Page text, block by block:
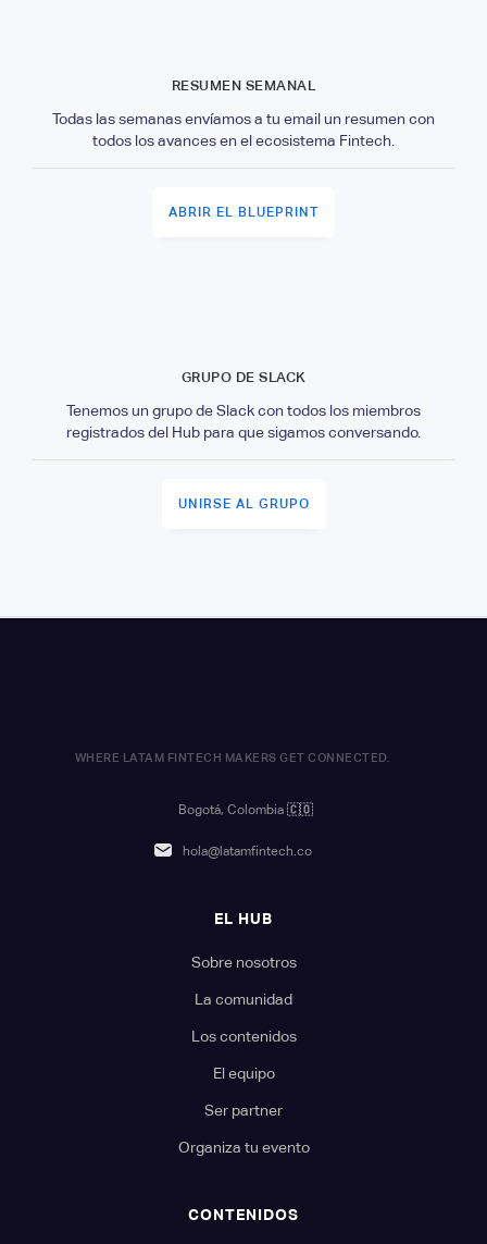
RESUMEN SEMANAL
Todas las semanas envíamos a tu email un resumen con
todos los avances en el ecosistema Fintech.
ABRIR EL BLUEPRINT
GRUPO DE SLACK
Tenemos un grupo de Slack con todos los miembros
registrados del Hub para que sigamos conversando.
UNIRSE AL GRUPO
WHERE LATAM FINTECH MAKERS GET CONNECTED.
Bogotá, Colombia 🇨🇴
hola@latamfintech.co
EL HUB
Sobre nosotros
La comunidad
Los contenidos
El equipo
Ser partner
Organiza tu evento
CONTENIDOS